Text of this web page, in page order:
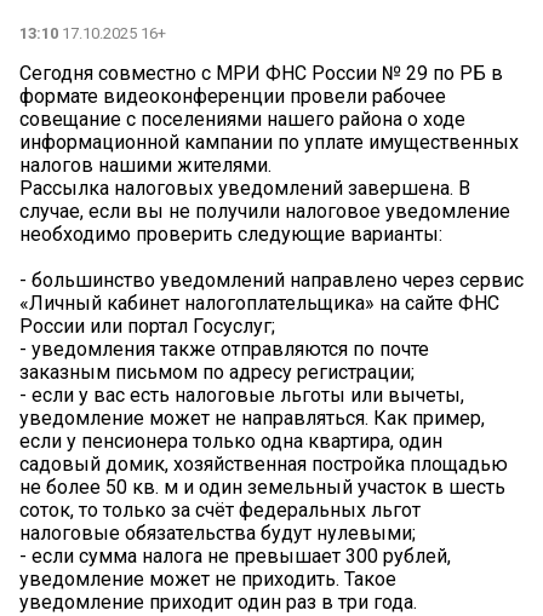
13:10 17.10.2025 16+
Сегодня совместно с МРИ ФНС России № 29 по РБ в
формате видеоконференции провели рабочее
совещание с поселениями нашего района о ходе
информационной кампании по уплате имущественных
налогов нашими жителями.
Рассылка налоговых уведомлений завершена. В
случае, если вы не получили налоговое уведомление
необходимо проверить следующие варианты:
- большинство уведомлений направлено через сервис
«Личный кабинет налогоплательщика» на сайте ФНС
России или портал Госуслуг;
- уведомления также отправляются по почте
заказным письмом по адресу регистрации;
- если у вас есть налоговые льготы или вычеты,
уведомление может не направляться. Как пример,
если у пенсионера только одна квартира, один
садовый домик, хозяйственная постройка площадью
не более 50 кв. м и один земельный участок в шесть
соток, то только за счёт федеральных льгот
налоговые обязательства будут нулевыми;
- если сумма налога не превышает 300 рублей,
уведомление может не приходить. Такое
уведомление приходит один раз в три года.